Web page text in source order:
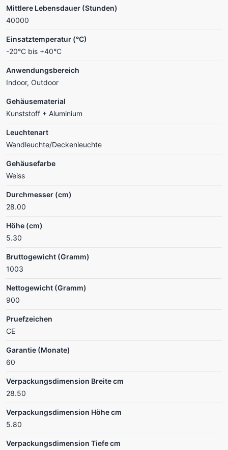
Mittlere Lebensdauer (Stunden)
40000
Einsatztemperatur (°C)
-20°C bis +40°C
Anwendungsbereich
Indoor, Outdoor
Gehäusematerial
Kunststoff + Aluminium
Leuchtenart
Wandleuchte/Deckenleuchte
Gehäusefarbe
Weiss
Durchmesser (cm)
28.00
Höhe (cm)
5.30
Bruttogewicht (Gramm)
1003
Nettogewicht (Gramm)
900
Pruefzeichen
CE
Garantie (Monate)
60
Verpackungsdimension Breite cm
28.50
Verpackungsdimension Höhe cm
5.80
Verpackungsdimension Tiefe cm